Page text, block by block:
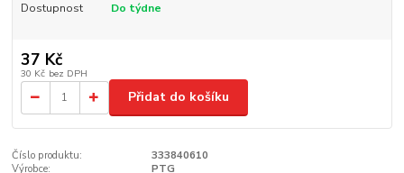
Dostupnost Do týdne
37 Kč
30 Kč bez DPH
Přidat do košíku
Číslo produktu:
333840610
Výrobce:
PTG